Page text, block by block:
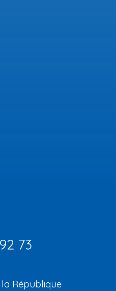
73
la République